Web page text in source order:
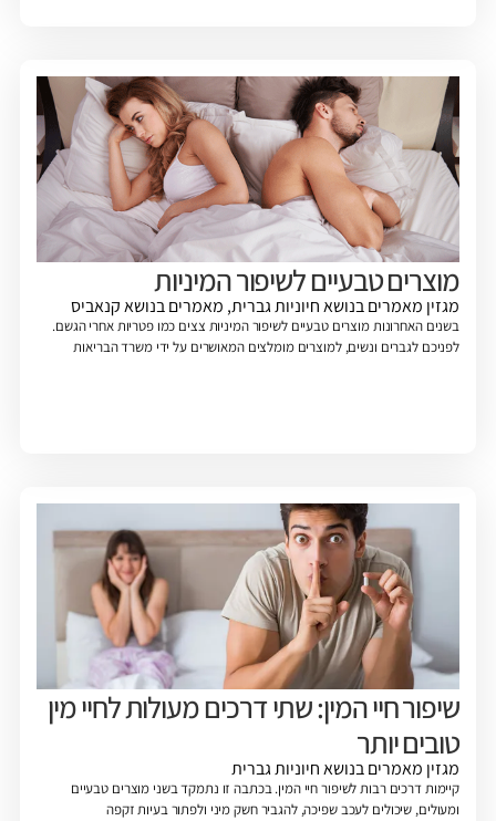
מוצרים טבעיים לשיפור המיניות
מגזין מאמרים בנושא חיוניות גברית, מאמרים בנושא קנאביס
בשנים האחרונות מוצרים טבעיים לשיפור המיניות צצים כמו פטריות אחרי הגשם.
לפניכם לגברים ונשים, למוצרים מומלצים המאושרים על ידי משרד הבריאות
שיפור חיי המין: שתי דרכים מעולות לחיי מין
טובים יותר
מגזין מאמרים בנושא חיוניות גברית
קיימות דרכים רבות לשיפור חיי המין. בכתבה זו נתמקד בשני מוצרים טבעיים
ומעולים, שיכולים לעכב שפיכה, להגביר חשק מיני ולפתור בעיות זקפה